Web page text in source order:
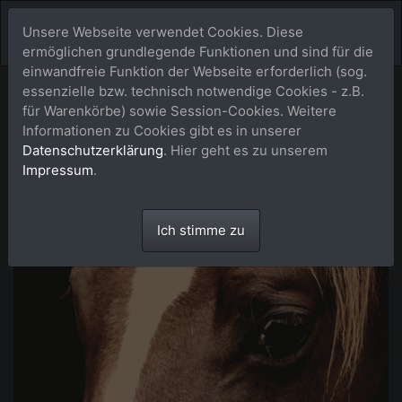
Unsere Webseite verwendet Cookies. Diese
ermöglichen grundlegende Funktionen und sind für die
einwandfreie Funktion der Webseite erforderlich (sog.
essenzielle bzw. technisch notwendige Cookies - z.B.
für Warenkörbe) sowie Session-Cookies. Weitere
Informationen zu Cookies gibt es in unserer
Datenschutzerklärung. Hier geht es zu unserem
Impressum.
Ich stimme zu